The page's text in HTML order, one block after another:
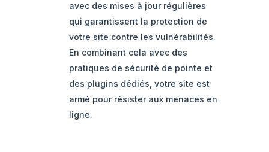
avec des mises à jour régulières
qui garantissent la protection de
votre site contre les vulnérabilités.
En combinant cela avec des
pratiques de sécurité de pointe et
des plugins dédiés, votre site est
armé pour résister aux menaces en
ligne.